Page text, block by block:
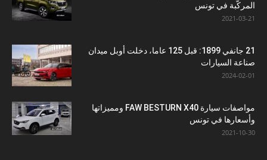
المركّبة في تونس
2021-03-21
21 جانفي 1899: قبل 125 عاما، دخلت أوبل ميدان
صناعة السيارات
2024-02-01
مواصفات سيارة FAW BESTURN X40 ومميزاتها
وأسعارها في تونس
2021-10-30